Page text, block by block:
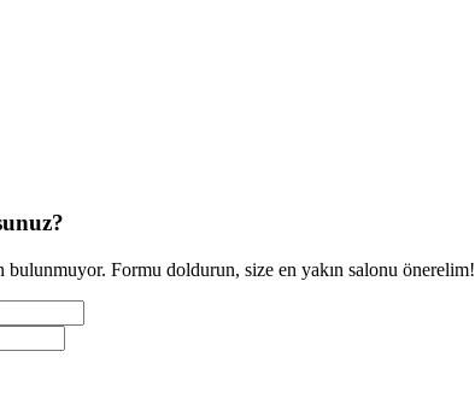
bulunmuyor. Formu doldurun, size en yakın salonu önerelim!